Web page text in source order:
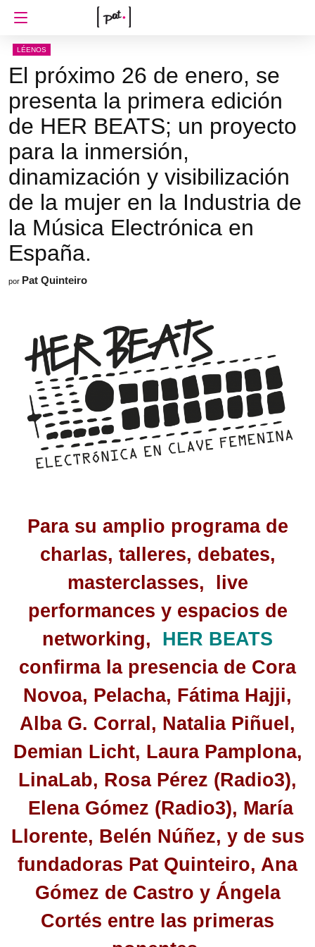
LÉENOS
El próximo 26 de enero, se
presenta la primera edición
de HER BEATS; un proyecto
para la inmersión,
dinamización y visibilización
de la mujer en la Industria de
la Música Electrónica en
España.
por Pat Quinteiro
Para su amplio programa de
charlas, talleres, debates,
masterclasses, live
performances y espacios de
networking, HER BEATS
confirma la presencia de Cora
Novoa, Pelacha, Fátima Hajji,
Alba G. Corral, Natalia Piñuel,
Demian Licht, Laura Pamplona,
LinaLab, Rosa Pérez (Radio3),
Elena Gómez (Radio3), María
Llorente, Belén Núñez, y de sus
fundadoras Pat Quinteiro, Ana
Gómez de Castro y Ángela
Cortés entre las primeras